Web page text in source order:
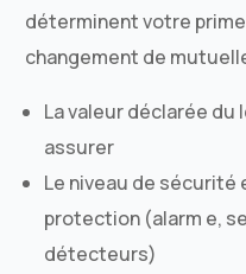
déterminent votre
changement de
La valeur déclarée
assurer
Le niveau de
protection (alarm e,
détecteurs)